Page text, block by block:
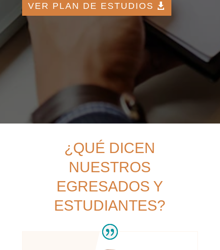
VER PLAN DE ESTUDIOS
¿QUÉ DICEN
NUESTROS
EGRESADOS Y
ESTUDIANTES?